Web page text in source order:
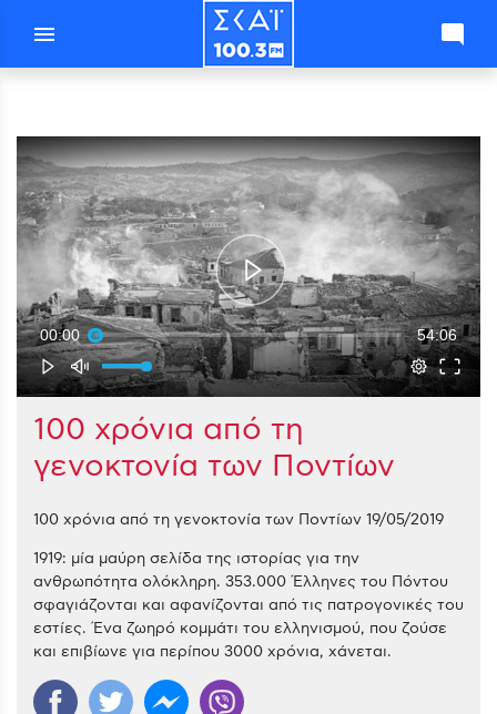
menu mode_comment
00:00 54:06
100 χρόνια από τη
γενοκτονία των Ποντίων
100 χρόνια από τη γενοκτονία των Ποντίων 19/05/2019
1919: μία μαύρη σελίδα της ιστορίας για την
ανθρωπότητα ολόκληρη. 353.000 Έλληνες του Πόντου
σφαγιάζονται και αφανίζονται από τις πατρογονικές του
εστίες. Ένα ζωηρό κομμάτι του ελληνισμού, που ζούσε
και επιβίωνε για περίπου 3000 χρόνια, χάνεται.